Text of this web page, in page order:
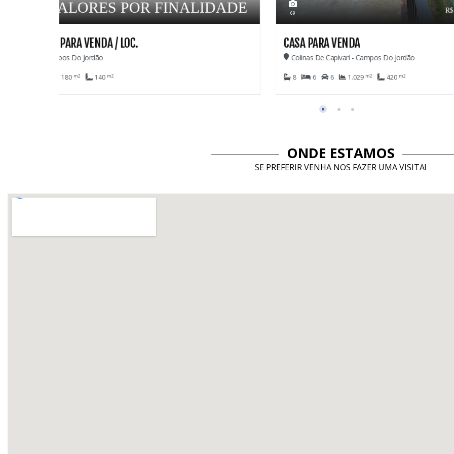
2.600.000,00
69
CASA PARA VENDA
Colinas De Capivari - Campos Do Jordão
8 6
CASA EM CONDOMÍNIO
Imbiry - Campos Do Jordão
3 4 2
ONDE ESTAMOS
SE PREFERIR VENHA NOS FAZER UMA VISITA!